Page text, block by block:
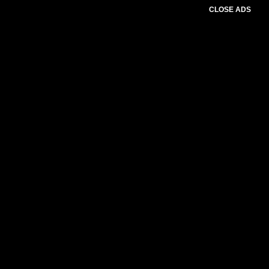
CLOSE ADS